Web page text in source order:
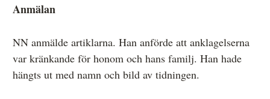
Anmälan
NN anmälde artiklarna. Han anförde att anklagelserna
var kränkande för honom och hans familj. Han hade
hängts ut med namn och bild av tidningen.